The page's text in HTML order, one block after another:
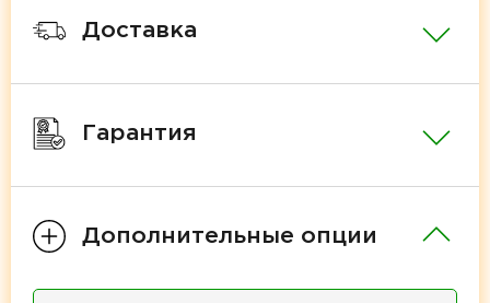
Доставка
Гарантия
Дополнительные опции